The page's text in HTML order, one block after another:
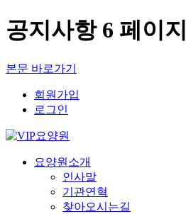
공지사항 6 페이지
본문 바로가기
회원가입
로그인
요양원소개
인사말
기관연혁
찾아오시는길